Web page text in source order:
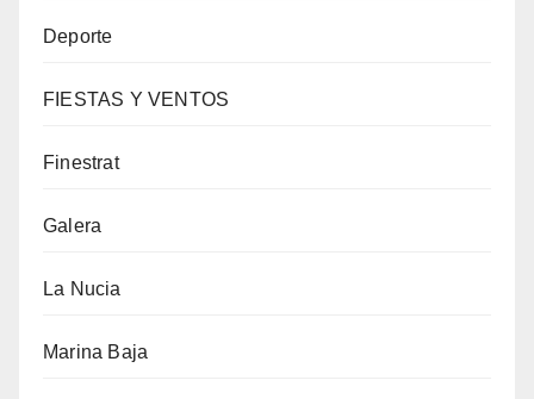
Deporte
FIESTAS Y VENTOS
Finestrat
Galera
La Nucia
Marina Baja